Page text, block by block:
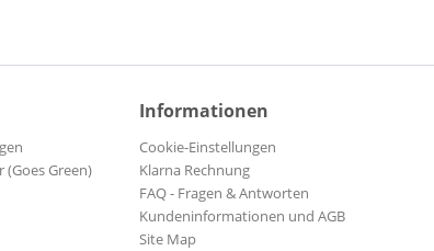
(Goes Green)
Informationen
Cookie-Einstellungen
Klarna Rechnung
FAQ - Fragen & Antworten
Kundeninformationen und AGB
Site Map